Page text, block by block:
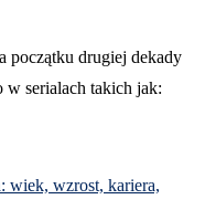
początku drugiej dekady
serialach takich jak:
wiek, wzrost, kariera,